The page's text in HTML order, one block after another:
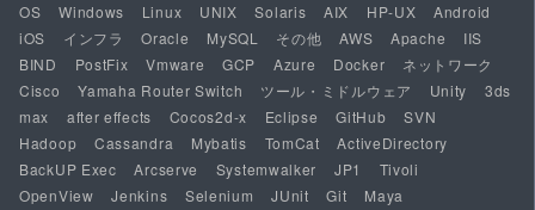
OS
Windows Linux UNIX Solaris AIX HP-UX
Android
iOS
インフラ Oracle MySQL その他 AWS Apache
IIS
BIND
PostFix Vmware GCP Azure Docker
ネットワーク
Cisco
Yamaha Router Switch ツール・ミドルウェア Unity
3ds
max
after effects Cocos2d-x Eclipse GitHub
SVN
Hadoop
Cassandra Mybatis TomCat
ActiveDirectory
BackUP Exec
Arcserve Systemwalker JP1
Tivoli
OpenView
Jenkins Selenium JUnit Git
Maya